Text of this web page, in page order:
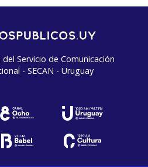
Servicio de Comunicación
- SECAN - Uruguay